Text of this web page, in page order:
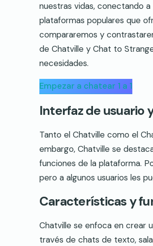
nuestras vidas, conectando
plataformas populares que
compararemos y
de Chatville y Chat to
necesidades.
Empezar a chatear 1 a 1
Interfaz de usuario
Tanto el Chatville como el
embargo, Chatville se
funciones de la plataforma.
pero a algunos usuarios les
Características y
Chatville se enfoca en crear
través de chats de texto,